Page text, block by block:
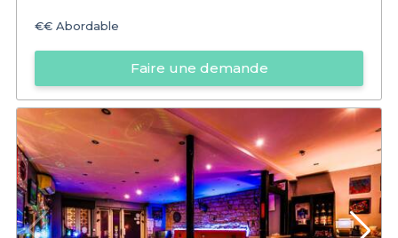
€€ Abordable
Faire une demande